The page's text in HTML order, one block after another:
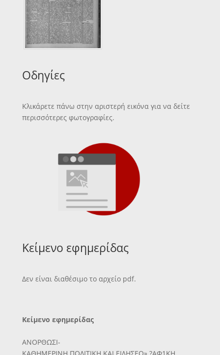
Οδηγίες
Κλικάρετε πάνω στην αριστερή εικόνα για να δείτε
περισσότερες φωτογραφίες.
Κείμενο εφημερίδας
Δεν είναι διαθέσιμο το αρχείο pdf.
Κείμενο εφημερίδας
ΑΝΟΡΘΩΣΙ-